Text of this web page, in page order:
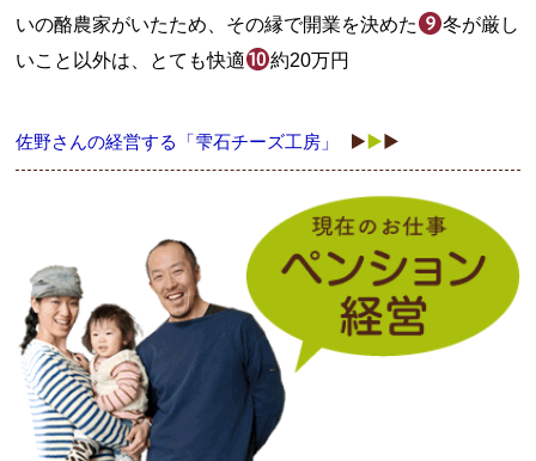
いの酪農家がいたため、その縁で開業を決めた
冬が厳し
いこと以外は、とても快適
約20万円
佐野さんの経営する「雫石チーズ工房」